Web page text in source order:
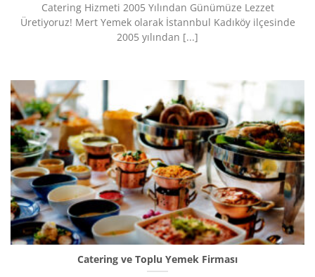
Catering Hizmeti 2005 Yılından Günümüze Lezzet
Üretiyoruz!​ Mert Yemek olarak İstannbul Kadıköy ilçesinde
2005 yılından [...]
Catering ve Toplu Yemek Firması